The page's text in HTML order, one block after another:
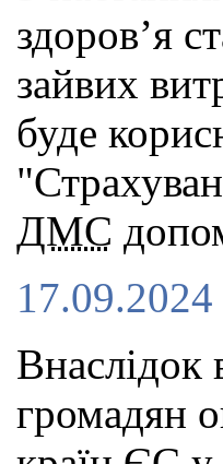
здоров’я
зайвих
буде
ДМС
17.09.2024
Внаслідок
громадян